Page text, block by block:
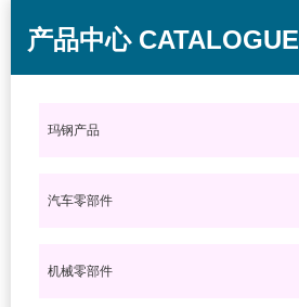
产品中心 CATALOGUE
玛钢产品
汽车零部件
机械零部件